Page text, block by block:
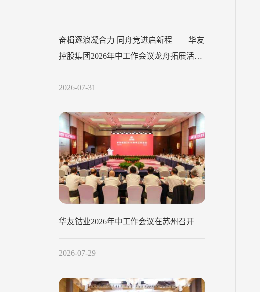
奋楫逐浪凝合力 同舟竞进启新程——华友
控股集团2026年中工作会议龙舟拓展活动
2026-07-31
华友钴业2026年中工作会议在苏州召开
2026-07-29